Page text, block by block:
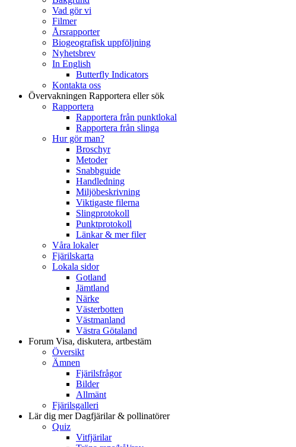
Vad gör vi
Filmer
Årsrapporter
Biogeografisk uppföljning
Nyhetsbrev
In English
Butterfly Indicators
Kontakta oss
Övervakningen Rapportera eller sök
Rapportera
Rapportera från punktlokal
Rapportera från slinga
Hur gör man?
Broschyr
Metoder
Snabbguide
Handledning
Miljöbeskrivning
Viktigaste filerna
Slingprotokoll
Punktprotokoll
Länkar & mer filer
Våra lokaler
Fjärilskarta
Lokala sidor
Gotland
Jämtland
Närke
Västerbotten
Västmanland
Västra Götaland
Forum Visa, diskutera, artbestäm
Översikt
Ämnen
Fjärilsfrågor
Bilder
Allmänt
Fjärilsgalleri
Lär dig merDagfjärilar & pollinatörer
Quiz
Vitfjärilar